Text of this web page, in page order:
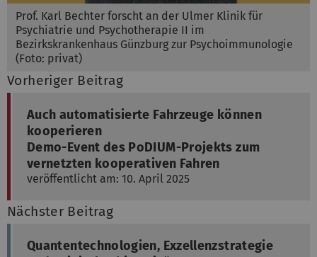
Prof. Karl Bechter forscht an der Ulmer Klinik für
Psychiatrie und Psychotherapie II im
Bezirkskrankenhaus Günzburg zur Psychoimmunologie
(Foto: privat)
Vorheriger Beitrag
Auch automatisierte Fahrzeuge können
kooperieren
Demo-Event des PoDIUM-Projekts zum
vernetzten kooperativen Fahren
veröffentlicht am: 10. April 2025
Nächster Beitrag
Quantentechnologien, Exzellenzstrategie